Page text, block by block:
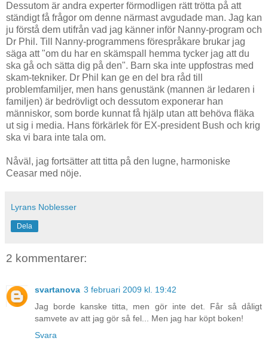
Dessutom är andra experter förmodligen rätt trötta på att
ständigt få frågor om denne närmast avgudade man. Jag kan
ju förstå dem utifrån vad jag känner inför Nanny-program och
Dr Phil. Till Nanny-programmens förespråkare brukar jag
säga att "om du har en skämspall hemma tycker jag att du
ska gå och sätta dig på den". Barn ska inte uppfostras med
skam-tekniker. Dr Phil kan ge en del bra råd till
problemfamiljer, men hans genustänk (mannen är ledaren i
familjen) är bedrövligt och dessutom exponerar han
människor, som borde kunnat få hjälp utan att behöva fläka
ut sig i media. Hans förkärlek för EX-president Bush och krig
ska vi bara inte tala om.
Nåväl, jag fortsätter att titta på den lugne, harmoniske
Ceasar med nöje.
Lyrans Noblesser
Dela
2 kommentarer:
svartanova 3 februari 2009 kl. 19:42
Jag borde kanske titta, men gör inte det. Får så dåligt
samvete av att jag gör så fel... Men jag har köpt boken!
Svara